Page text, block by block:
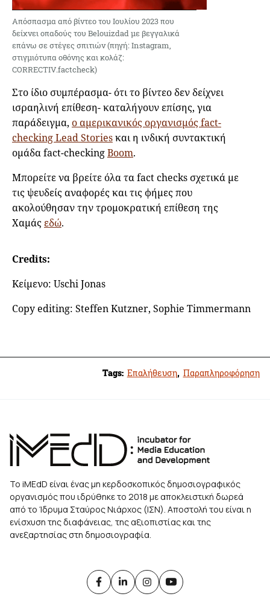
Απόσπασμα από βίντεο του Ιουλίου 2023 που
δείχνει οπαδούς του Belouizdad με βεγγαλικά
επάνω σε στέγες σπιτιών (πηγή: Instagram,
στιγμιότυπα οθόνης και κολάζ:
CORRECTIV.factcheck)
Στο ίδιο συμπέρασμα- ότι το βίντεο δεν δείχνει
ισραηλινή επίθεση- καταλήγουν επίσης, για
παράδειγμα, ο αμερικανικός οργανισμός fact-
checking Lead Storiesκαι η ινδική συντακτική
ομάδα fact-checkingBoom.
Μπορείτε να βρείτε όλα τα fact checks σχετικά με
τις ψευδείς αναφορές και τις φήμες που
ακολούθησαν την τρομοκρατική επίθεση της
Χαμάς εδώ.
Credits:
Κείμενο: Uschi Jonas
Copy editing: Steffen Kutzner, Sophie Timmermann
Tags: Επαλήθευση, Παραπληροφόρηση
Το iMEdD είναι ένας μη κερδοσκοπικός δημοσιογραφικός
οργανισμός που ιδρύθηκε το 2018 με αποκλειστική δωρεά
από το Ίδρυμα Σταύρος Νιάρχος (ΙΣΝ). Αποστολή του είναι η
ενίσχυση της διαφάνειας, της αξιοπιστίας και της
ανεξαρτησίας στη δημοσιογραφία.